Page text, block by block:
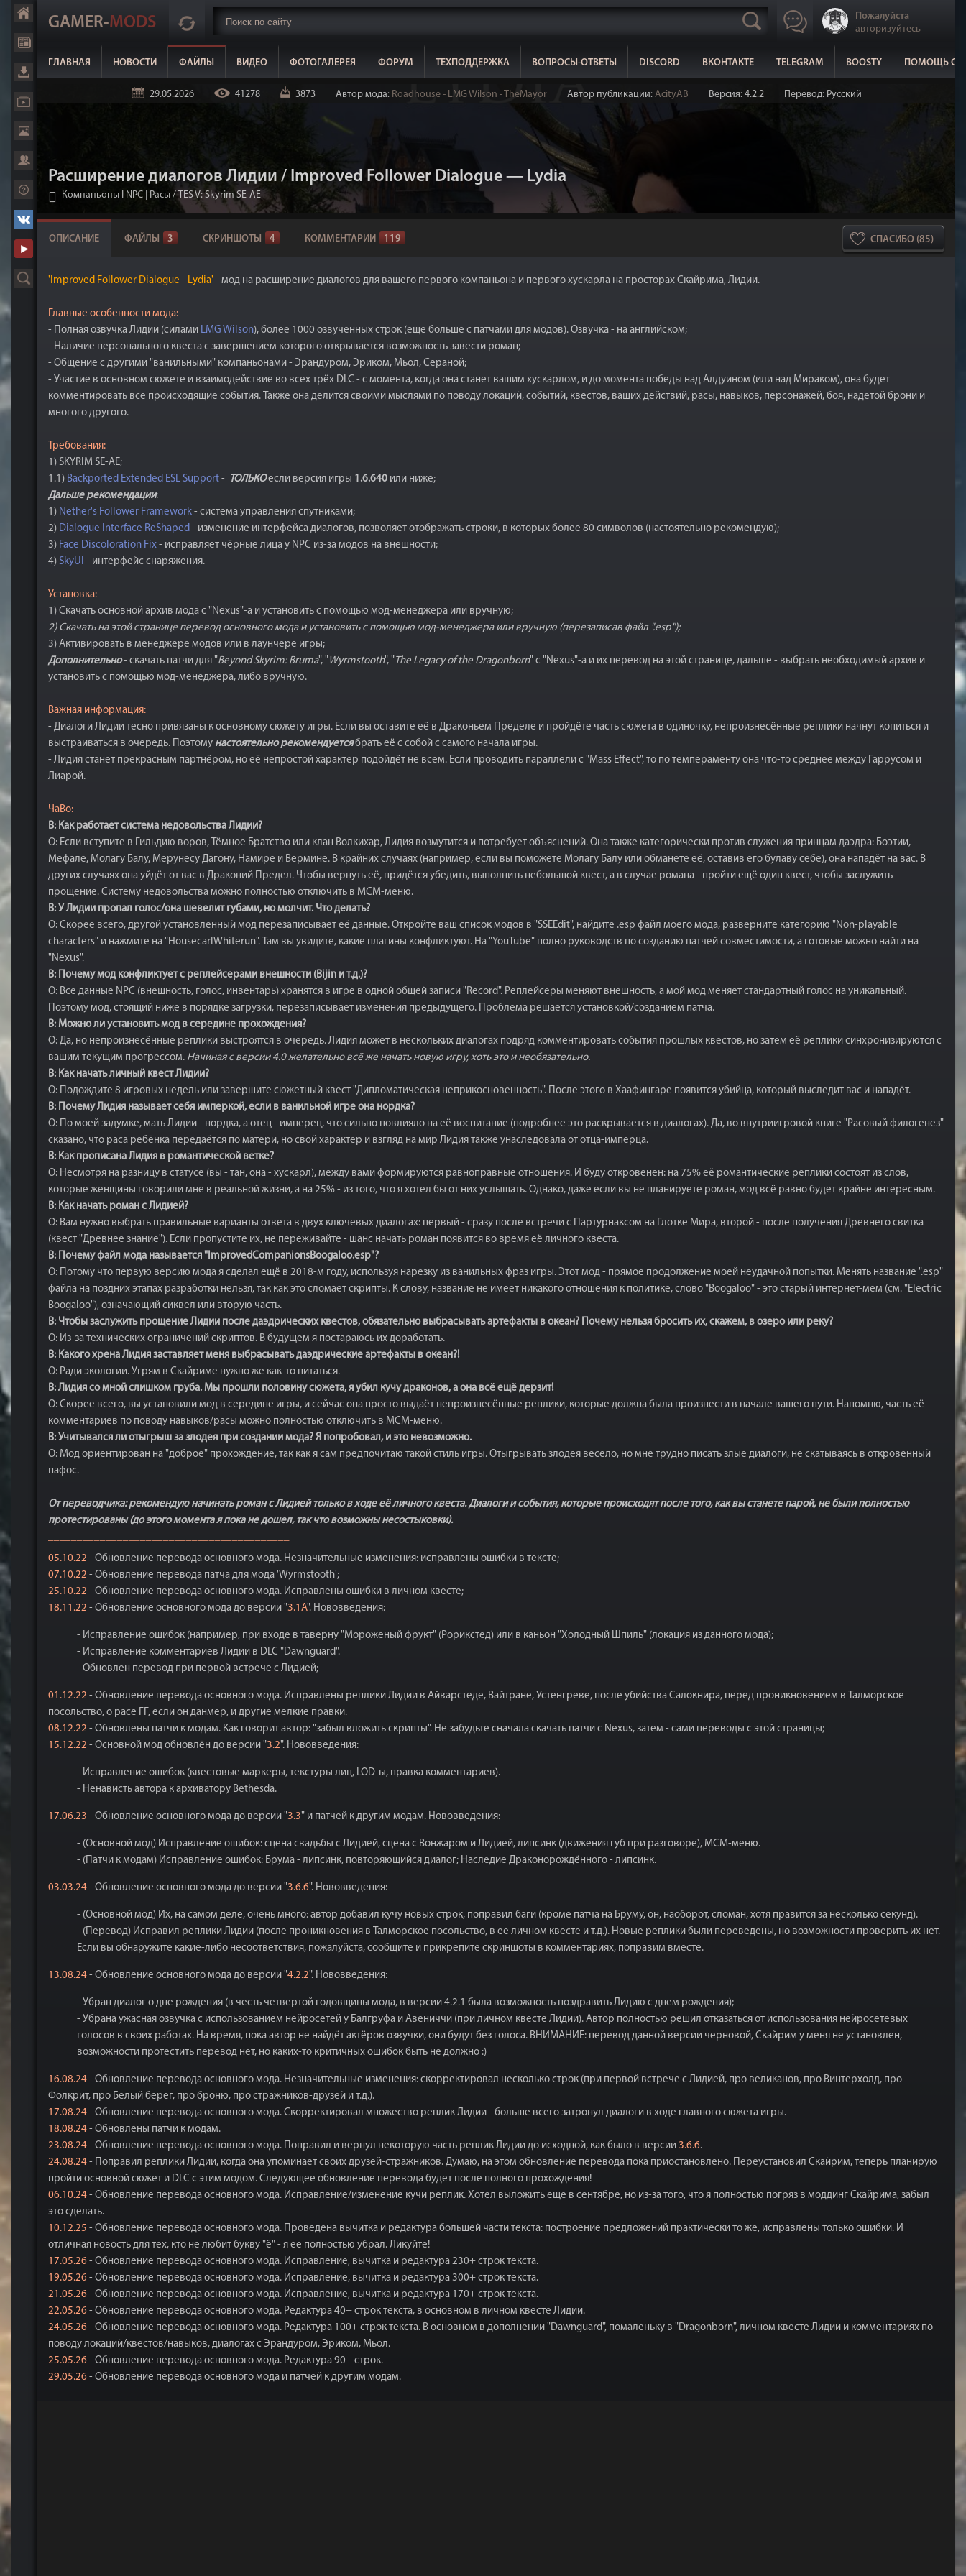
GAMER-MODS
Пожалуйста
авторизуйтесь
ГЛАВНАЯ НОВОСТИ ФАЙЛЫ ВИДЕО ФОТОГАЛЕРЕЯ ФОРУМ ТЕХПОДДЕРЖКА ВОПРОСЫ-ОТВЕТЫ DISCORD ВКОНТАКТЕ TELEGRAM BOOSTY ПОМОЩЬ
29.05.2026 41278 3873 Автор мода: Roadhouse - LMG Wilson - TheMayor Автор публикации: AcityAB Версия: 4.2.2 Перевод: Русский
Расширение диалогов Лидии / Improved Follower Dialogue — Lydia
Компаньоны I NPC | Расы /TES V: Skyrim SE-AE
СПАСИБО (85)
ОПИСАНИЕ ФАЙЛЫ 3 СКРИНШОТЫ 4 КОММЕНТАРИИ 119
'Improved Follower Dialogue - Lydia' - мод на расширение диалогов для вашего первого компаньона и первого хускарла на просторах Скайрима, Лидии.
Главные особенности мода:
- Полная озвучка Лидии (силами LMG Wilson), более 1000 озвученных строк (еще больше с патчами для модов). Озвучка - на английском;
- Наличие персонального квеста с завершением которого открывается возможность завести роман;
- Общение с другими "ванильными" компаньонами - Эрандуром, Эриком, Мьол, Сераной;
- Участие в основном сюжете и взаимодействие во всех трёх DLC - с момента, когда она станет вашим хускарлом, и до момента победы над Алдуином (или над Мираком), она будет
комментировать все происходящие события. Также она делится своими мыслями по поводу локаций, событий, квестов, ваших действий, расы, навыков, персонажей, боя, надетой брони и
многого другого.
Требования:
1) SKYRIM SE-AE;
1.1) Backported Extended ESL Support - ТОЛЬКОесли версия игры 1.6.640 или ниже;
Дальше рекомендации:
1) Nether's Follower Framework - система управления спутниками;
2) Dialogue Interface ReShaped - изменение интерфейса диалогов, позволяет отображать строки, в которых более 80 символов (настоятельно рекомендую);
3) Face Discoloration Fix - исправляет чёрные лица у NPC из-за модов на внешности;
4) SkyUI - интерфейс снаряжения.
Установка:
1) Скачать основной архив мода с "Nexus"-а и установить с помощью мод-менеджера или вручную;
2) Скачать на этой странице перевод основного мода и установить с помощью мод-менеджера или вручную (перезаписав файл ".esp");
3) Активировать в менеджере модов или в лаунчере игры;
Дополнительно- скачать патчи для "Beyond Skyrim: Bruma", " Wyrmstooth", " The Legacy of the Dragonborn" с "Nexus"-а и их перевод на этой странице, дальше - выбрать необходимый архив и
установить с помощью мод-менеджера, либо вручную.
Важная информация:
- Диалоги Лидии тесно привязаны к основному сюжету игры. Если вы оставите её в Драконьем Пределе и пройдёте часть сюжета в одиночку, непроизнесённые реплики начнут копиться и
выстраиваться в очередь. Поэтому настоятельно рекомендуетсябрать её с собой с самого начала игры.
- Лидия станет прекрасным партнёром, но её непростой характер подойдёт не всем. Если проводить параллели с "Mass Effect", то по темпераменту она что-то среднее между Гаррусом и
Лиарой.
ЧаВо:
В: Как работает система недовольства Лидии?
О: Если вступите в Гильдию воров, Тёмное Братство или клан Волкихар, Лидия возмутится и потребует объяснений. Она также категорически против служения принцам даэдра: Боэтии,
Мефале, Молагу Балу, Мерунесу Дагону, Намире и Вермине. В крайних случаях (например, если вы поможете Молагу Балу или обманете её, оставив его булаву себе), она нападёт на вас. В
других случаях она уйдёт от вас в Драконий Предел. Чтобы вернуть её, придётся убедить, выполнить небольшой квест, а в случае романа - пройти ещё один квест, чтобы заслужить
прощение. Систему недовольства можно полностью отключить в MCM-меню.
В: У Лидии пропал голос/она шевелит губами, но молчит. Что делать?
О: Скорее всего, другой установленный мод перезаписывает её данные. Откройте ваш список модов в "SSEEdit", найдите .esp файл моего мода, разверните категорию "Non-playable
characters" и нажмите на "HousecarlWhiterun". Там вы увидите, какие плагины конфликтуют. На "YouTube" полно руководств по созданию патчей совместимости, а готовые можно найти на
"Nexus".
В: Почему мод конфликтует с реплейсерами внешности (Bijin и т.д.)?
О: Все данные NPC (внешность, голос, инвентарь) хранятся в игре в одной общей записи "Record". Реплейсеры меняют внешность, а мой мод меняет стандартный голос на уникальный.
Поэтому мод, стоящий ниже в порядке загрузки, перезаписывает изменения предыдущего. Проблема решается установкой/созданием патча.
В: Можно ли установить мод в середине прохождения?
О: Да, но непроизнесённые реплики выстроятся в очередь. Лидия может в нескольких диалогах подряд комментировать события прошлых квестов, но затем её реплики синхронизируются с
вашим текущим прогрессом. Начиная с версии 4.0 желательно всё же начать новую игру, хоть это и необязательно.
В: Как начать личный квест Лидии?
О: Подождите 8 игровых недель или завершите сюжетный квест "Дипломатическая неприкосновенность". После этого в Хаафингаре появится убийца, который выследит вас и нападёт.
В: Почему Лидия называет себя имперкой, если в ванильной игре она нордка?
О: По моей задумке, мать Лидии - нордка, а отец - имперец, что сильно повлияло на её воспитание (подробнее это раскрывается в диалогах). Да, во внутриигровой книге "Расовый филогенез"
сказано, что раса ребёнка передаётся по матери, но свой характер и взгляд на мир Лидия также унаследовала от отца-имперца.
В: Как прописана Лидия в романтической ветке?
О: Несмотря на разницу в статусе (вы - тан, она - хускарл), между вами формируются равноправные отношения. И буду откровенен: на 75% её романтические реплики состоят из слов,
которые женщины говорили мне в реальной жизни, а на 25% - из того, что я хотел бы от них услышать. Однако, даже если вы не планируете роман, мод всё равно будет крайне интересным.
В: Как начать роман с Лидией?
О: Вам нужно выбрать правильные варианты ответа в двух ключевых диалогах: первый - сразу после встречи с Партурнаксом на Глотке Мира, второй - после получения Древнего свитка
(квест "Древнее знание"). Если пропустите их, не переживайте - шанс начать роман появится во время её личного квеста.
В: Почему файл мода называется "ImprovedCompanionsBoogaloo.esp"?
О: Потому что первую версию мода я сделал ещё в 2018-м году, используя нарезку из ванильных фраз игры. Этот мод - прямое продолжение моей неудачной попытки. Менять название ".esp"
файла на поздних этапах разработки нельзя, так как это сломает скрипты. К слову, название не имеет никакого отношения к политике, слово "Boogaloo" - это старый интернет-мем (см. "Electric
Boogaloo"), означающий сиквел или вторую часть.
В: Чтобы заслужить прощение Лидии после даэдрических квестов, обязательно выбрасывать артефакты в океан? Почему нельзя бросить их, скажем, в озеро или реку?
О: Из-за технических ограничений скриптов. В будущем я постараюсь их доработать.
В: Какого хрена Лидия заставляет меня выбрасывать даэдрические артефакты в океан?!
О: Ради экологии. Угрям в Скайриме нужно же как-то питаться.
В: Лидия со мной слишком груба. Мы прошли половину сюжета, я убил кучу драконов, а она всё ещё дерзит!
О: Скорее всего, вы установили мод в середине игры, и сейчас она просто выдаёт непроизнесённые реплики, которые должна была произнести в начале вашего пути. Напомню, часть её
комментариев по поводу навыков/расы можно полностью отключить в MCM-меню.
В: Учитывался ли отыгрыш за злодея при создании мода? Я попробовал, и это невозможно.
О: Мод ориентирован на "доброе" прохождение, так как я сам предпочитаю такой стиль игры. Отыгрывать злодея весело, но мне трудно писать злые диалоги, не скатываясь в откровенный
пафос.
От переводчика: рекомендую начинать роман с Лидией только в ходе её личного квеста. Диалоги и события, которые происходят после того, как вы станете парой, не были полностью
протестированы (до этого момента я пока не дошел, так что возможны несостыковки).
05.10.22 - Обновление перевода основного мода. Незначительные изменения: исправлены ошибки в тексте;
07.10.22 - Обновление перевода патча для мода 'Wyrmstooth';
25.10.22 - Обновление перевода основного мода. Исправлены ошибки в личном квесте;
18.11.22 - Обновление основного мода до версии "3.1A". Нововведения:
- Исправление ошибок (например, при входе в таверну "Мороженый фрукт" (Рорикстед) или в каньон "Холодный Шпиль" (локация из данного мода);
- Исправление комментариев Лидии в DLC "Dawnguard".
- Обновлен перевод при первой встрече с Лидией;
01.12.22 - Обновление перевода основного мода. Исправлены реплики Лидии в Айварстеде, Вайтране, Устенгреве, после убийства Салокнира, перед проникновением в Талморское
посольство, о расе ГГ, если он данмер, и другие мелкие правки.
08.12.22 - Обновлены патчи к модам. Как говорит автор: "забыл вложить скрипты". Не забудьте сначала скачать патчи с Nexus, затем - сами переводы с этой страницы;
15.12.22 - Основной мод обновлён до версии "3.2". Нововведения:
- Исправление ошибок (квестовые маркеры, текстуры лиц, LOD-ы, правка комментариев).
- Ненависть автора к архиватору Bethesda.
17.06.23 - Обновление основного мода до версии "3.3" и патчей к другим модам. Нововведения:
- (Основной мод) Исправление ошибок: сцена свадьбы с Лидией, сцена с Вонжаром и Лидией, липсинк (движения губ при разговоре), MCM-меню.
- (Патчи к модам) Исправление ошибок: Брума - липсинк, повторяющийся диалог; Наследие Драконорождённого - липсинк.
03.03.24 - Обновление основного мода до версии "3.6.6". Нововведения:
- (Основной мод) Их, на самом деле, очень много: автор добавил кучу новых строк, поправил баги (кроме патча на Бруму, он, наоборот, сломан, хотя правится за несколько секунд).
- (Перевод) Исправил реплики Лидии (после проникновения в Талморское посольство, в ее личном квесте и т.д.). Новые реплики были переведены, но возможности проверить их нет.
Если вы обнаружите какие-либо несоответствия, пожалуйста, сообщите и прикрепите скриншоты в комментариях, поправим вместе.
13.08.24 - Обновление основного мода до версии "4.2.2". Нововведения:
- Убран диалог о дне рождения (в честь четвертой годовщины мода, в версии 4.2.1 была возможность поздравить Лидию с днем рождения);
- Убрана ужасная озвучка с использованием нейросетей у Балгруфа и Авениччи (при личном квесте Лидии). Автор полностью решил отказаться от использования нейросетевых
голосов в своих работах. На время, пока автор не найдёт актёров озвучки, они будут без голоса. ВНИМАНИЕ: перевод данной версии черновой, Скайрим у меня не установлен,
возможности протестить перевод нет, но каких-то критичных ошибок быть не должно :)
16.08.24 - Обновление перевода основного мода. Незначительные изменения: скорректировал несколько строк (при первой встрече с Лидией, про великанов, про Винтерхолд, про
Фолкрит, про Белый берег, про броню, про стражников-друзей и т.д.).
17.08.24 - Обновление перевода основного мода. Скорректировал множество реплик Лидии - больше всего затронул диалоги в ходе главного сюжета игры.
18.08.24 - Обновлены патчи к модам.
23.08.24 - Обновление перевода основного мода. Поправил и вернул некоторую часть реплик Лидии до исходной, как было в версии 3.6.6.
24.08.24 - Поправил реплики Лидии, когда она упоминает своих друзей-стражников. Думаю, на этом обновление перевода пока приостановлено. Переустановил Скайрим, теперь планирую
пройти основной сюжет и DLC с этим модом. Следующее обновление перевода будет после полного прохождения!
06.10.24 - Обновление перевода основного мода. Исправление/изменение кучи реплик. Хотел выложить еще в сентябре, но из-за того, что я полностью погряз в моддинг Скайрима, забыл
это сделать.
10.12.25 - Обновление перевода основного мода. Проведена вычитка и редактура большей части текста: построение предложений практически то же, исправлены только ошибки. И
отличная новость для тех, кто не любит букву "ё" - я ее полностью убрал. Ликуйте!
17.05.26 - Обновление перевода основного мода. Исправление, вычитка и редактура 230+ строк текста.
19.05.26 - Обновление перевода основного мода. Исправление, вычитка и редактура 300+ строк текста.
21.05.26 - Обновление перевода основного мода. Исправление, вычитка и редактура 170+ строк текста.
22.05.26 - Обновление перевода основного мода. Редактура 40+ строк текста, в основном в личном квесте Лидии.
24.05.26 - Обновление перевода основного мода. Редактура 100+ строк текста. В основном в дополнении "Dawnguard", помаленьку в "Dragonborn", личном квесте Лидии и комментариях по
поводу локаций/квестов/навыков, диалогах с Эрандуром, Эриком, Мьол.
25.05.26 - Обновление перевода основного мода. Редактура 90+ строк.
29.05.26 - Обновление перевода основного мода и патчей к другим модам.